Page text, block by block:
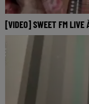
[VIDEO] SWEET FM LIVE